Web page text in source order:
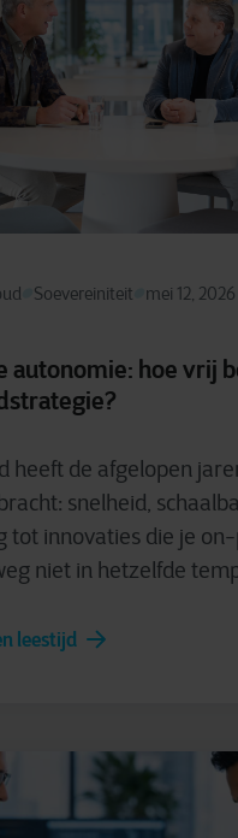
Soevereiniteit mei 12, 2026
autonomie: hoe vrij
heeft de afgelopen
snelheid,
tot innovaties die je
niet in hetzelfde
leestijd